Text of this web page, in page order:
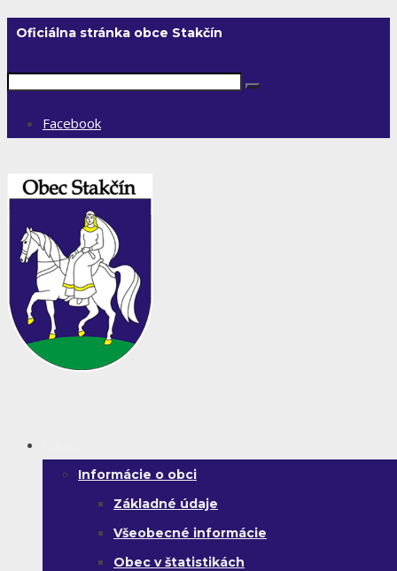
Oficiálna stránka obce Stakčín
Facebook
Informácie o obci
Základné údaje
Všeobecné informácie
Obec v štatistikách